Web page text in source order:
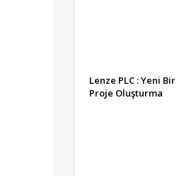
Lenze PLC : Yeni Bir
Proje Oluşturma